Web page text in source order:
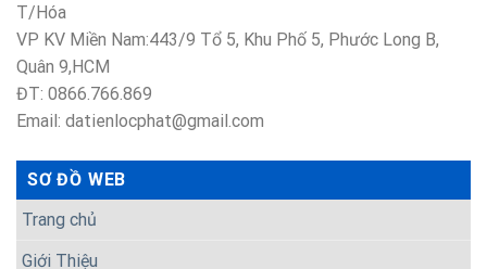
T/Hóa
VP KV Miền Nam:443/9 Tổ 5, Khu Phố 5, Phước Long B,
Quân 9,HCM
ĐT: 0866.766.869
Email: datienlocphat@gmail.com
SƠ ĐỒ WEB
Trang chủ
Giới Thiệu